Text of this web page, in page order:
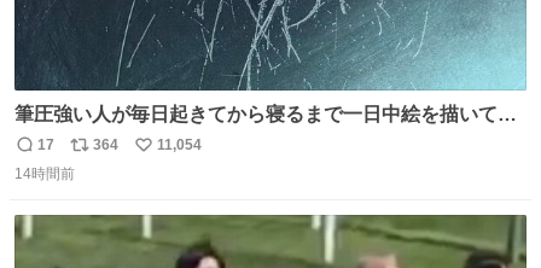
筆圧強い人が毎日起きてから寝るまで一日中絵を描いてる
とこうなる。 異常事態です。
返
信
17
リ
ポ
ト
364
い
数
11,054
14時間前